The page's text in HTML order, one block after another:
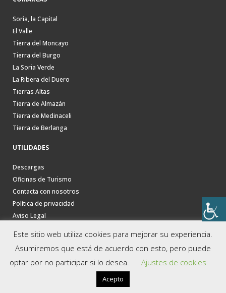
Soria, la Capital
El Valle
Tierra del Moncayo
Tierra del Burgo
La Soria Verde
La Ribera del Duero
Tierras Altas
Tierra de Almazán
Tierra de Medinaceli
Tierra de Berlanga
UTILIDADES
Descargas
Oficinas de Turismo
Contacta con nosotros
Política de privacidad
Aviso Legal
Este sitio web utiliza cookies para mejorar su experiencia.
Asumiremos que está de acuerdo con esto, pero puede
optar por no participar si lo desea.
Ajustes de cookies
Acepto